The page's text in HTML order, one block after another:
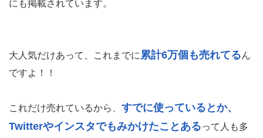
大人気だけあって、これまでに 累計6万個も売れてるん
ですよ！！
これだけ売れているから、 すでに使っているとか、
Twitterやインスタでもみかけたことあるって人も多